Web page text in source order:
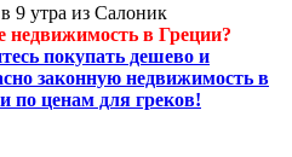
9 утра из Салоник
недвижимость в Греции?
покупать дешево и
законную недвижимость в
по ценам для греков!